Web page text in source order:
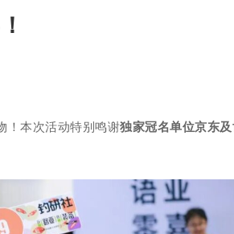
！本次活动特别鸣谢独家冠名单位京东